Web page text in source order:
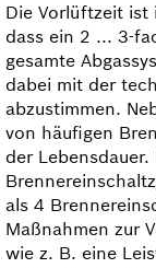
Die Vorlüftzeit ist
dass ein 2 ... 3-
gesamte
dabei mit der
abzustimmen.
von häufigen
der
als 4
Maßnahmen zur
wie z. B. eine